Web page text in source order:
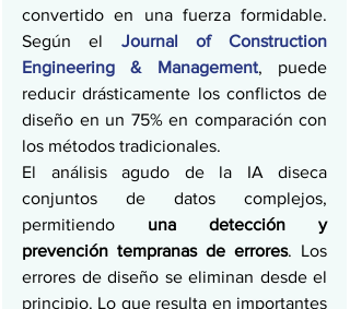
convertido en una fuerza formidable.
Según el Journal of Construction
Engineering & Management, puede
reducir drásticamente los conflictos de
diseño en un 75% en comparación con
los métodos tradicionales.
El análisis agudo de la IA diseca
conjuntos de datos complejos,
permitiendo una detección y
prevención tempranas de errores. Los
errores de diseño se eliminan desde el
principio. Lo que resulta en importantes